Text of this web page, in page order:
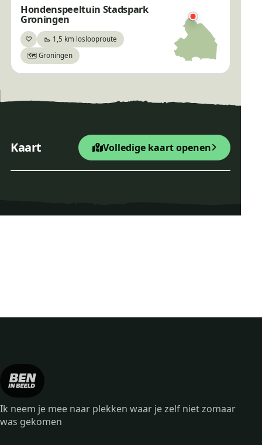
Hondenspeeltuin Stadspark
Groningen
♡Bewaar🥾 1,5 km loslooproute
🗺️ Groningen
Kaart Volledige kaart openen
Startpunt Wandelroute
−
Ik neem je mee naar plekken waar je zelf niet zomaar
was gekomen